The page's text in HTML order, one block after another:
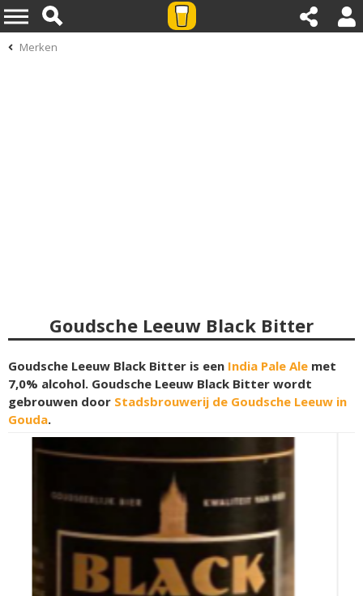
Merken
Goudsche Leeuw Black Bitter
Goudsche Leeuw Black Bitter is een India Pale Ale met
7,0% alcohol. Goudsche Leeuw Black Bitter wordt
gebrouwen door Stadsbrouwerij de Goudsche Leeuw in
Gouda.